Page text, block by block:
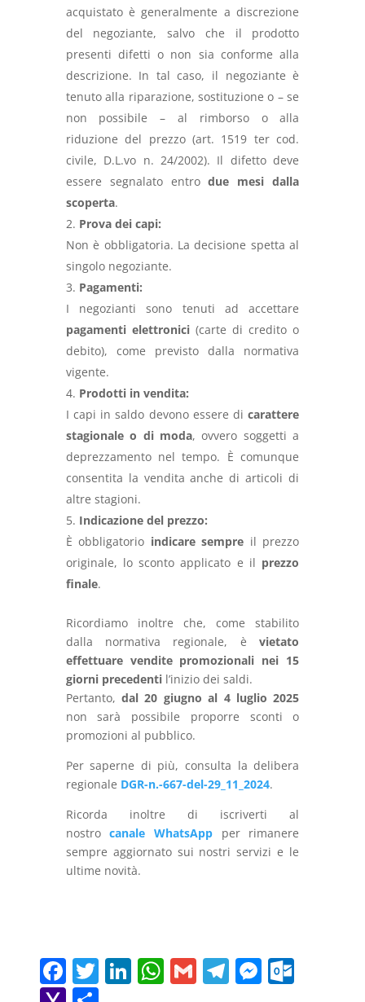
acquistato è generalmente a discrezione
del negoziante, salvo che il prodotto
presenti difetti o non sia conforme alla
descrizione. In tal caso, il negoziante è
tenuto alla riparazione, sostituzione o – se
non possibile – al rimborso o alla
riduzione del prezzo (art. 1519 ter cod.
civile, D.L.vo n. 24/2002). Il difetto deve
essere segnalato entrodue mesi dalla
scoperta.
Prova dei capi:
Non è obbligatoria. La decisione spetta al
singolo negoziante.
Pagamenti:
I negozianti sono tenuti ad accettare
pagamenti elettronici(carte di credito o
debito), come previsto dalla normativa
vigente.
Prodotti in vendita:
I capi in saldo devono essere dicarattere
stagionale o di moda, ovvero soggetti a
deprezzamento nel tempo. È comunque
consentita la vendita anche di articoli di
altre stagioni.
Indicazione del prezzo:
È obbligatorio indicare sempre il prezzo
originale, lo sconto applicato e il prezzo
finale.
Ricordiamo inoltre che, come stabilito
dalla normativa regionale, èvietato
effettuare vendite promozionali nei 15
giorni precedentil’inizio dei saldi.
Pertanto,dal 20 giugno al 4 luglio 2025
non sarà possibile proporre sconti o
promozioni al pubblico.
Per saperne di più, consulta la delibera
regionale DGR-n.-667-del-29_11_2024.
Ricorda inoltre di iscriverti al
nostro canale WhatsApp
per rimanere
sempre aggiornato sui nostri servizi e le
ultime novità.
F T Li W G T M O